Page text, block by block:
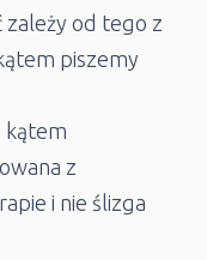
zależy od tego z
piszemy
kątem
z
i nie ślizga